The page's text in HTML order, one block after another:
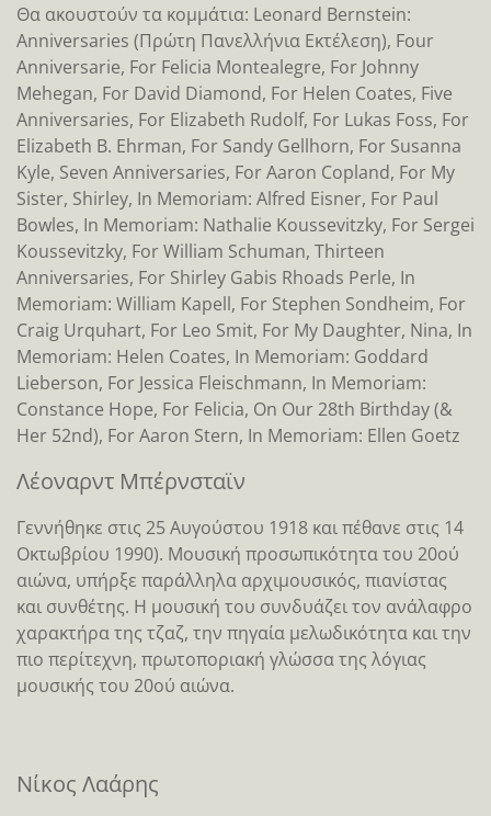
Θα ακουστούν τα κομμάτια: Leonard Bernstein:
Anniversaries (Πρώτη Πανελλήνια Εκτέλεση), Four
Anniversarie, For Felicia Montealegre, For Johnny
Mehegan, For David Diamond, For Helen Coates, Five
Anniversaries, For Elizabeth Rudolf, For Lukas Foss, For
Elizabeth B. Ehrman, For Sandy Gellhorn, For Susanna
Kyle, Seven Anniversaries, For Aaron Copland, For My
Sister, Shirley, In Memoriam: Alfred Eisner, For Paul
Bowles, In Memoriam: Nathalie Koussevitzky, For Sergei
Koussevitzky, For William Schuman, Thirteen
Anniversaries, For Shirley Gabis Rhoads Perle, In
Memoriam: William Kapell, For Stephen Sondheim, For
Craig Urquhart, For Leo Smit, For My Daughter, Nina, In
Memoriam: Helen Coates, In Memoriam: Goddard
Lieberson, For Jessica Fleischmann, In Memoriam:
Constance Hope, For Felicia, On Our 28th Birthday (&
Her 52nd), For Aaron Stern, In Memoriam: Ellen Goetz
Λέοναρντ Μπέρνσταϊν
Γεννήθηκε στις 25 Αυγούστου 1918 και πέθανε στις 14
Οκτωβρίου 1990). Μουσική προσωπικότητα του 20ού
αιώνα, υπήρξε παράλληλα αρχιμουσικός, πιανίστας
και συνθέτης. Η μουσική του συνδυάζει τον ανάλαφρο
χαρακτήρα της τζαζ, την πηγαία μελωδικότητα και την
πιο περίτεχνη, πρωτοποριακή γλώσσα της λόγιας
μουσικής του 20ού αιώνα.
Νίκος Λαάρης